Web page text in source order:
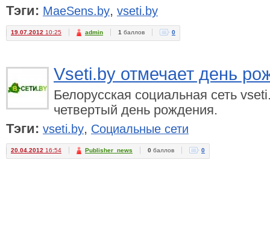
Тэги: MaeSens.by, vseti.by
19.07.2012 10:25 admin 1 баллов 0
Vseti.by отмечает день
Белорусская социальная сеть
четвертый день рождения.
Тэги: vseti.by, Социальные сети
20.04.2012 16:54 Publisher_news 0 баллов 0